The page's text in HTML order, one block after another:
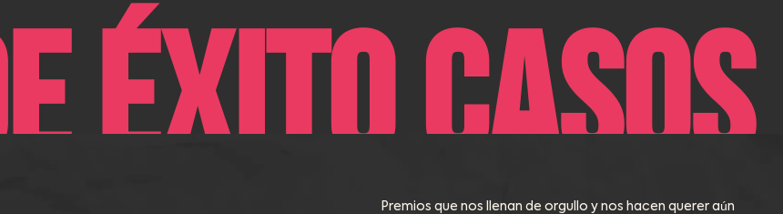
ÉXITOPremios que nos llenan de orgullo y nos hacen querer aún